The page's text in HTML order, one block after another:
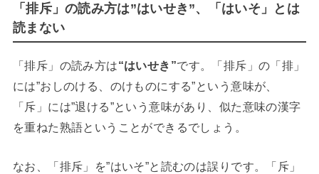
「排斥」の読み方は”はいせき”、「はいそ」とは
読まない
「排斥」の読み方は“はいせき”です。「排斥」の「排」
には”おしのける、のけものにする”という意味が、
「斥」には”退ける”という意味があり、似た意味の漢字
を重ねた熟語ということができるでしょう。
なお、「排斥」を”はいそ”と読むのは誤りです。「斥」